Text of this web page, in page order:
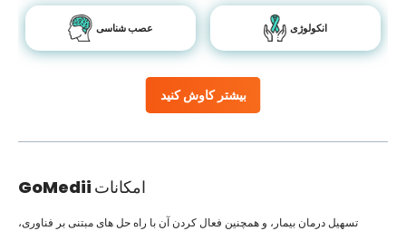
بیشتر کاوش کنید
عصب شناسی انکولوژی
GoMedii امکانات
تسهیل درمان بیمار، و همچنین فعال کردن آن با راه حل های مبتنی بر فناوری،